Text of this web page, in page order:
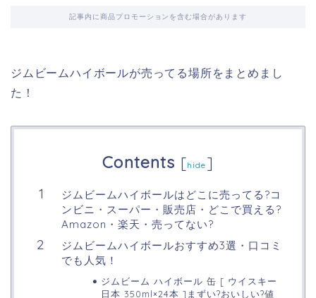
記事内に商品プロモーションを含む場合があります
ジムビームハイボールが売ってる場所をまとめまし
た！
Contents [hide ]
ジムビームハイボールはどこに売ってる?コ
ンビニ・スーパー・販売店・どこで買える?
Amazon・楽天・売ってない?
ジムビームハイボールおすすめ3選・口コミ
でも人気！
ジムビーム ハイボール 缶 [ ウイスキー
日本 350ml×24本 ]まずい?おいしい?値